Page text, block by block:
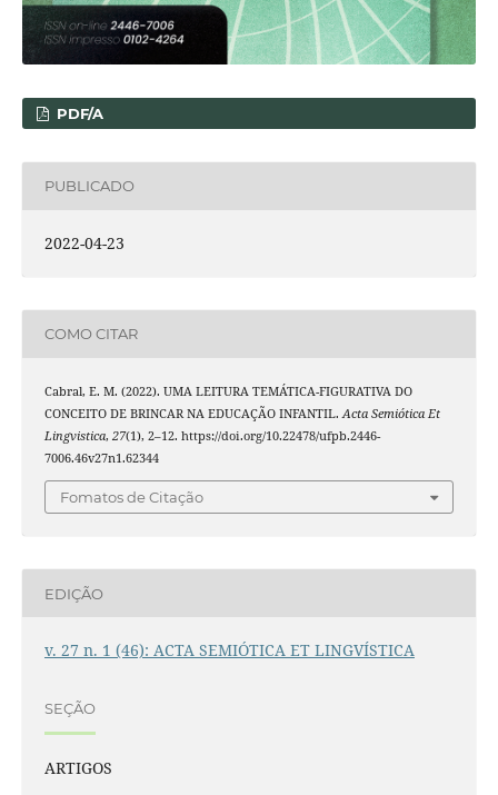
PDF/A
PUBLICADO
2022-04-23
COMO CITAR
Cabral, E. M. (2022). UMA LEITURA TEMÁTICA-FIGURATIVA DO
CONCEITO DE BRINCAR NA EDUCAÇÃO INFANTIL. Acta Semiótica Et
Lingvistica, 27(1), 2–12. https://doi.org/10.22478/ufpb.2446-
7006.46v27n1.62344
Fomatos de Citação
EDIÇÃO
v. 27 n. 1 (46): ACTA SEMIÓTICA ET LINGVÍSTICA
SEÇÃO
ARTIGOS